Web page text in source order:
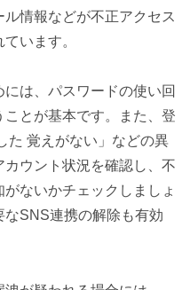
情報などが不正アクセス
います。
は、パスワードの使い回
とが基本です。また、登
た 覚えがない」などの異
ウント状況を確認し、不
ないかチェックしましょ
なSNS連携の解除も有効